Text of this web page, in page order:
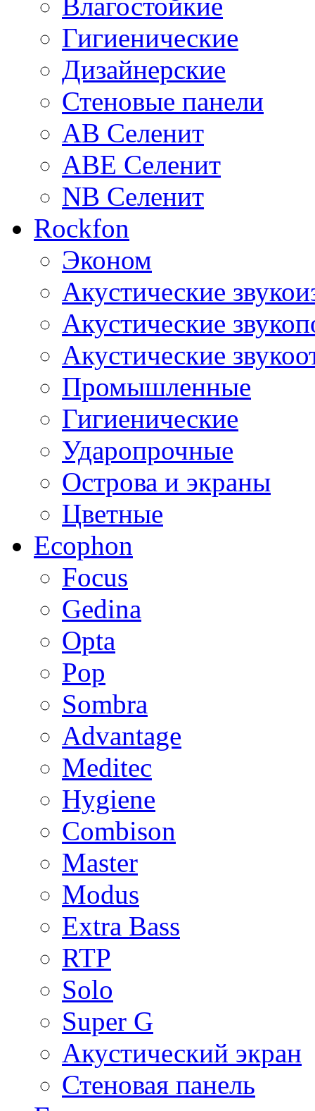
Гигиенические
Дизайнерские
Стеновые панели
AB Селенит
ABE Селенит
NB Селенит
Rockfon
Эконом
Акустические
Акустические
Акустические
Промышленные
Гигиенические
Ударопрочные
Острова и экраны
Цветные
Ecophon
Focus
Gedina
Opta
Pop
Sombra
Advantage
Meditec
Hygiene
Combison
Master
Modus
Extra Bass
RTP
Solo
Super G
Акустический экран
Стеновая панель